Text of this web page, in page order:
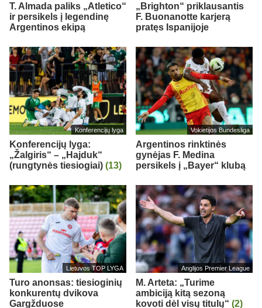
T. Almada paliks „Atletico“
ir persikels į legendinę
Argentinos ekipą
„Brighton“ priklausantis
F. Buonanotte karjerą
pratęs Ispanijoje
Konferencijų lyga
Konferencijų lyga:
„Žalgiris“ – „Hajduk“
(rungtynės tiesiogiai) (13)
Vokietijos Bundesliga
Argentinos rinktinės
gynėjas F. Medina
persikels į „Bayer“ klubą
Lietuvos TOP LYGA
Turo anonsas: tiesioginių
konkurentų dvikova
Gargžduose
Anglijos Premier League
M. Arteta: „Turime
ambiciją kitą sezoną
kovoti dėl visų titulų“ (2)